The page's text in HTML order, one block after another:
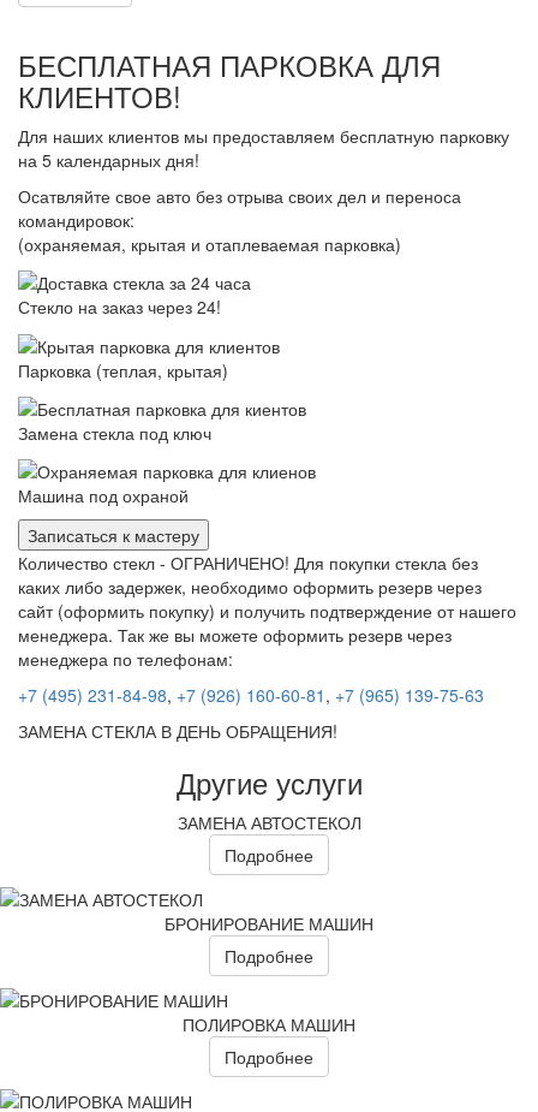
БЕСПЛАТНАЯ ПАРКОВКА ДЛЯ
КЛИЕНТОВ!
Для наших клиентов мы предоставляем бесплатную парковку
на 5 календарных дня!
Осатвляйте свое авто без отрыва своих дел и переноса
командировок:
(охраняемая, крытая и отаплеваемая парковка)
Стекло на заказ через 24!
Парковка (теплая, крытая)
Замена стекла под ключ
Машина под охраной
Записаться к мастеру
Количество стекл - ОГРАНИЧЕНО! Для покупки стекла без
каких либо задержек, необходимо оформить резерв через
сайт (оформить покупку) и получить подтверждение от нашего
менеджера. Так же вы можете оформить резерв через
менеджера по телефонам:
+7 (495) 231-84-98, +7 (926) 160-60-81 , +7 (965) 139-75-63
ЗАМЕНА СТЕКЛА В ДЕНЬ ОБРАЩЕНИЯ!
Другие услуги
ЗАМЕНА АВТОСТЕКОЛ
Подробнее
БРОНИРОВАНИЕ МАШИН
Подробнее
ПОЛИРОВКА МАШИН
Подробнее